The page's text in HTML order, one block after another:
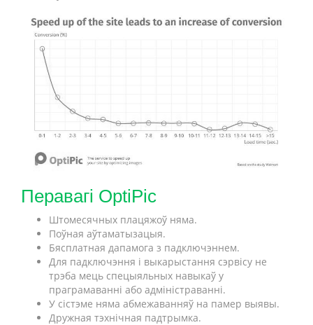
Перавагі OptiPic
Штомесячных плацяжоў няма.
Поўная аўтаматызацыя.
Бясплатная дапамога з падключэннем.
Для падключэння і выкарыстання сэрвісу не
трэба мець спецыяльных навыкаў у
праграмаванні або адміністраванні.
У сістэме няма абмежаванняў на памер выявы.
Дружная тэхнічная падтрымка.